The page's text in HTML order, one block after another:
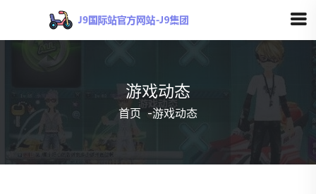
游戏动态
首页 -游戏动态